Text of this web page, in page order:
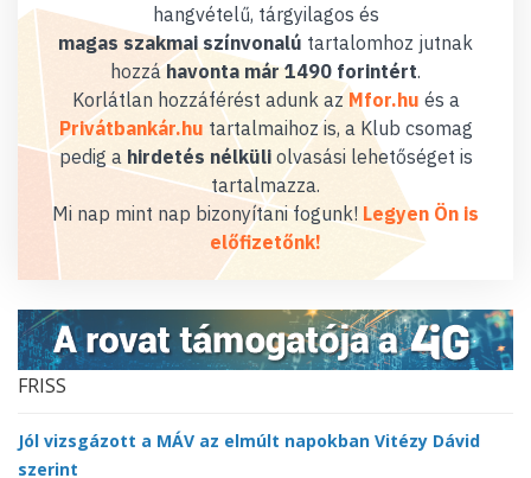
hangvételű, tárgyilagos és
magas szakmai színvonalú tartalomhoz jutnak
hozzáhavonta már 1490 forintért.
Korlátlan hozzáférést adunk az Mfor.hu és a
Privátbankár.hu tartalmaihoz is, a Klub csomag
pedig a hirdetés nélküliolvasási lehetőséget is
tartalmazza.
Mi nap mint nap bizonyítani fogunk! Legyen Ön is
előfizetőnk!
FRISS
Jól vizsgázott a MÁV az elmúlt napokban Vitézy Dávid
szerint